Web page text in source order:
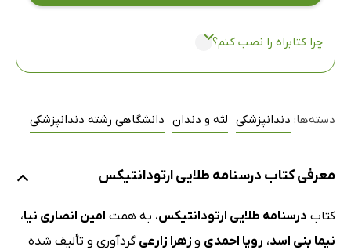
چرا کتابراه را نصب کنم؟
دسته‌ها: دندانپزشکی لثه و دندان دانشگاهی رشته دندانپزشکی
معرفی کتاب درسنامه طلایی ارتودانتیکس
کتاب درسنامه طلایی ارتودانتیکس، به همت امین انصاری نیا،
نیما بنی اسد، رویا احمدی و زهرا زارعی گردآوری و تألیف شده